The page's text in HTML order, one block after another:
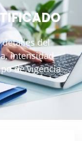
del
intensidad
de vigencia